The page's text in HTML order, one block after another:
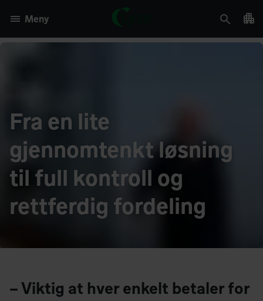
Meny
Fra en lite
gjennomtenkt løsning
til full kontroll og
rettferdig fordeling
– Viktig at hver enkelt betaler for